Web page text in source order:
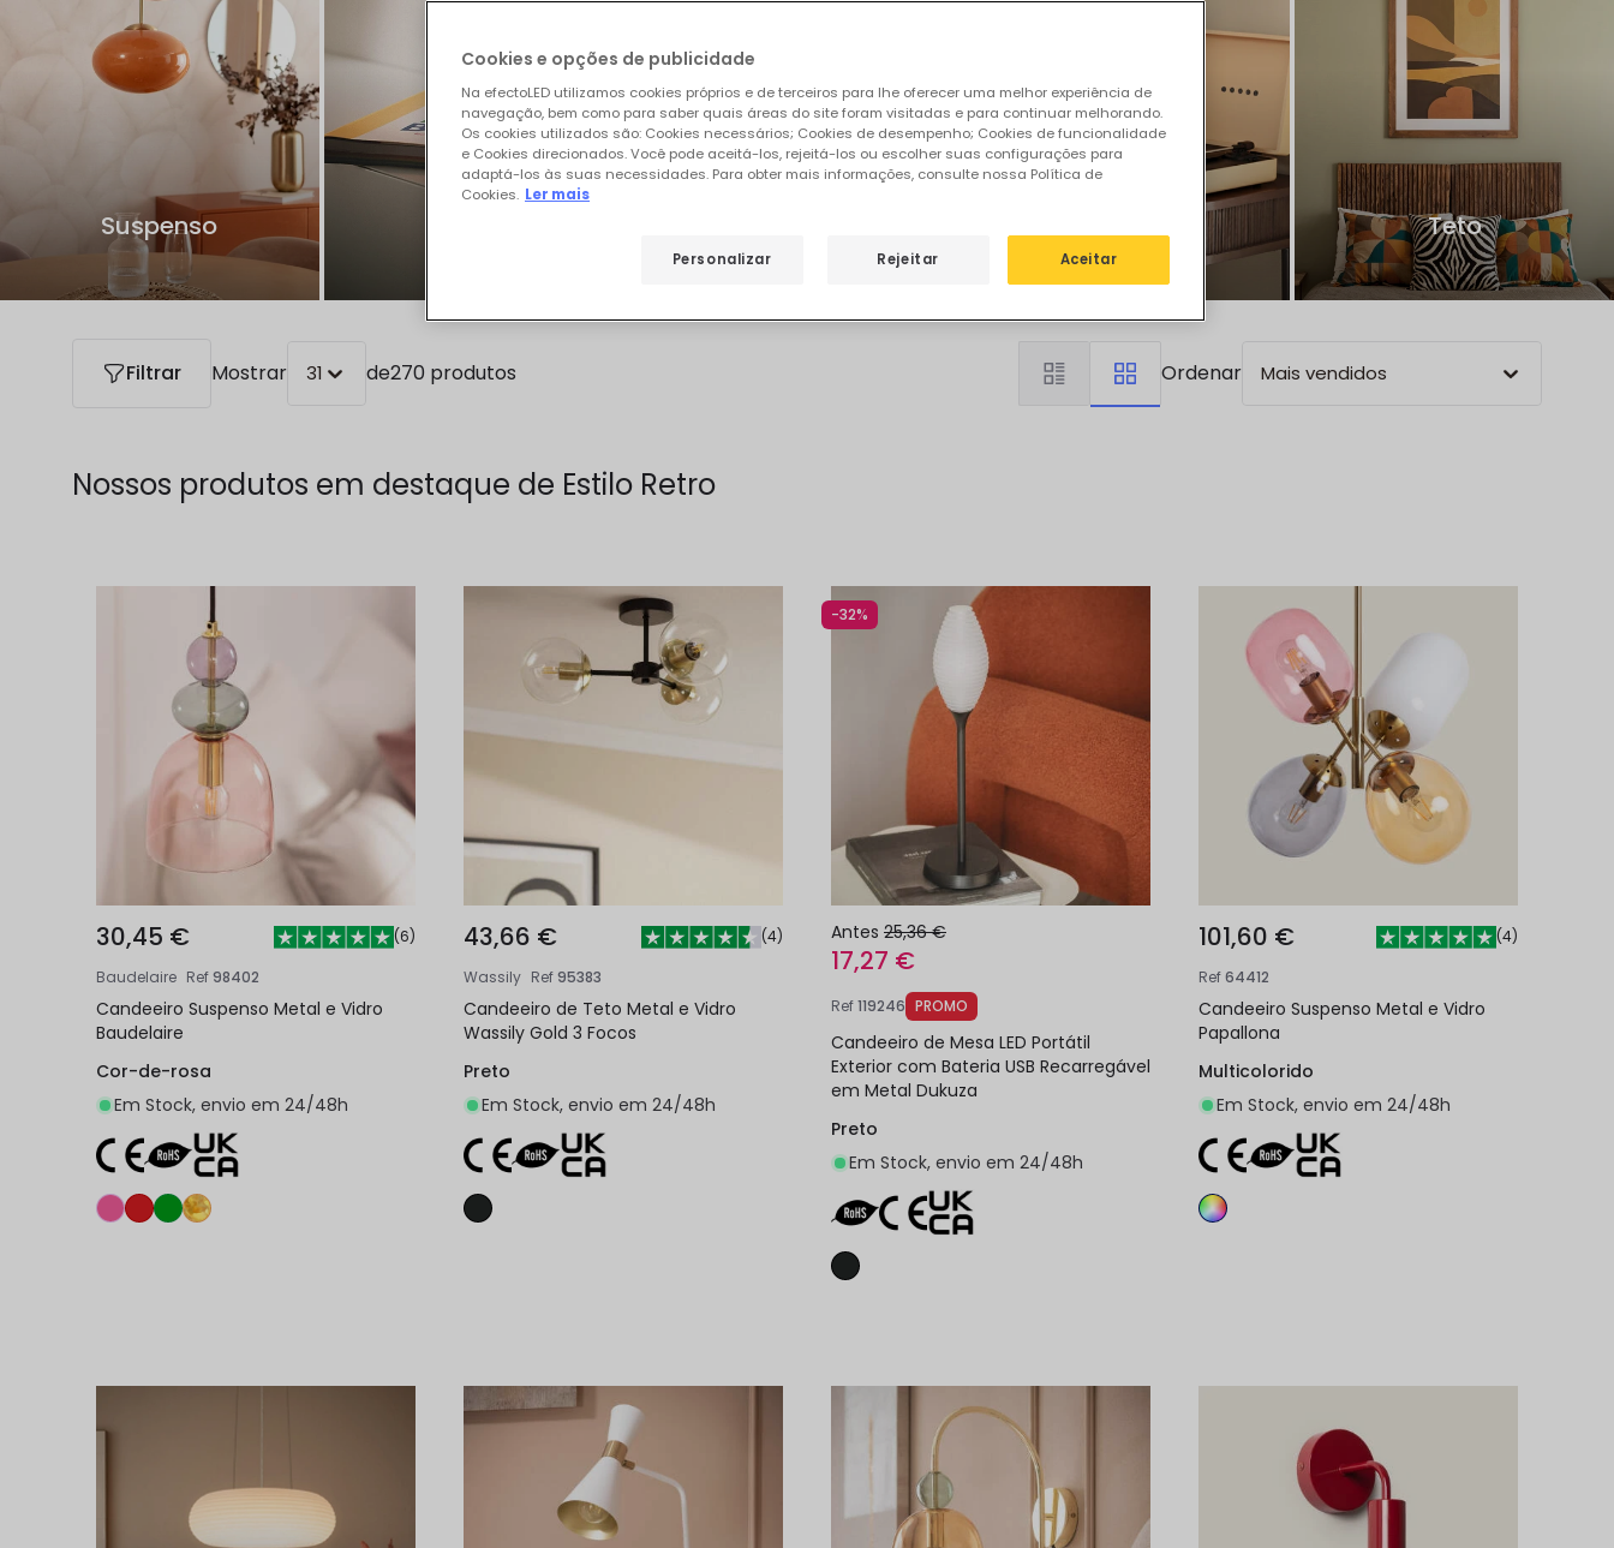
Suspenso Teto
Filtrar Mostrar 31 de270 produtos Ordenar Mais vendidos
Nossos produtos em destaque de Estilo Retro
30,45 € (6)
Baudelaire Ref98402
Candeeiro Suspenso Metal e Vidro
Baudelaire
Cor-de-rosa
Em Stock, envio em 24/48h
43,66 € (4)
Wassily Ref95383
Candeeiro de Teto Metal e Vidro
Wassily Gold 3 Focos
Preto
Em Stock, envio em 24/48h
-32%
Antes 25,36 €
17,27 €
Ref119246 PROMO
Candeeiro de Mesa LED Portátil
Exterior com Bateria USB Recarregável
em Metal Dukuza
Preto
Em Stock, envio em 24/48h
101,60 € (4)
Ref64412
Candeeiro Suspenso Metal e Vidro
Papallona
Multicolorido
Em Stock, envio em 24/48h
Cookies e opções de publicidade
Na efectoLED utilizamos cookies próprios e de terceiros para lhe oferecer uma melhor experiência de
navegação, bem como para saber quais áreas do site foram visitadas e para continuar melhorando.
Os cookies utilizados são: Cookies necessários; Cookies de desempenho; Cookies de funcionalidade
e Cookies direcionados. Você pode aceitá-los, rejeitá-los ou escolher suas configurações para
adaptá-los às suas necessidades. Para obter mais informações, consulte nossa Política de
Cookies. Ler mais
Rejeitar Aceitar
Personalizar